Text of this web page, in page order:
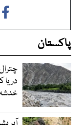
پاکستان
دریا